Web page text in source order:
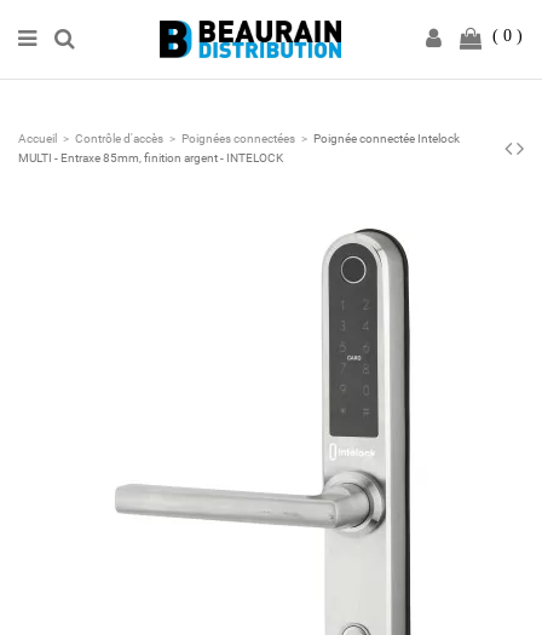
0
Accueil Contrôle d'accès Poignées connectées
Poignée connectée Intelock
MULTI - Entraxe 85mm, finition argent - INTELOCK